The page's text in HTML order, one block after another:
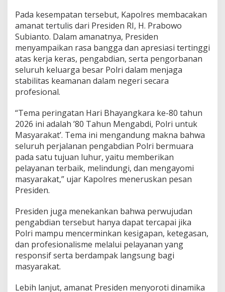
n
H
r
i
B
h
a
y
g
k
a
r
a
k
e
-
Pada kesempatan tersebut, Kapolres membacakan
amanat tertulis dari Presiden RI, H. Prabowo
Subianto. Dalam amanatnya, Presiden
menyampaikan rasa bangga dan apresiasi tertinggi
atas kerja keras, pengabdian, serta pengorbanan
seluruh keluarga besar Polri dalam menjaga
stabilitas keamanan dalam negeri secara
profesional.
“Tema peringatan Hari Bhayangkara ke-80 tahun
2026 ini adalah ’80 Tahun Mengabdi, Polri untuk
Masyarakat’. Tema ini mengandung makna bahwa
seluruh perjalanan pengabdian Polri bermuara
pada satu tujuan luhur, yaitu memberikan
pelayanan terbaik, melindungi, dan mengayomi
masyarakat,” ujar Kapolres meneruskan pesan
Presiden.
Presiden juga menekankan bahwa perwujudan
pengabdian tersebut hanya dapat tercapai jika
Polri mampu mencerminkan kesigapan, ketegasan,
dan profesionalisme melalui pelayanan yang
responsif serta berdampak langsung bagi
masyarakat.
Lebih lanjut, amanat Presiden menyoroti dinamika